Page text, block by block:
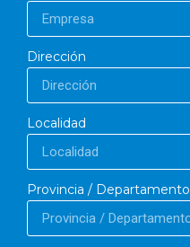
Dirección
Localidad
Provincia / Departamento